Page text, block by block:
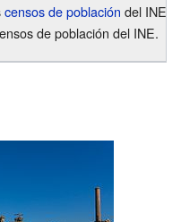
censos de población del INE.
de población del INE.